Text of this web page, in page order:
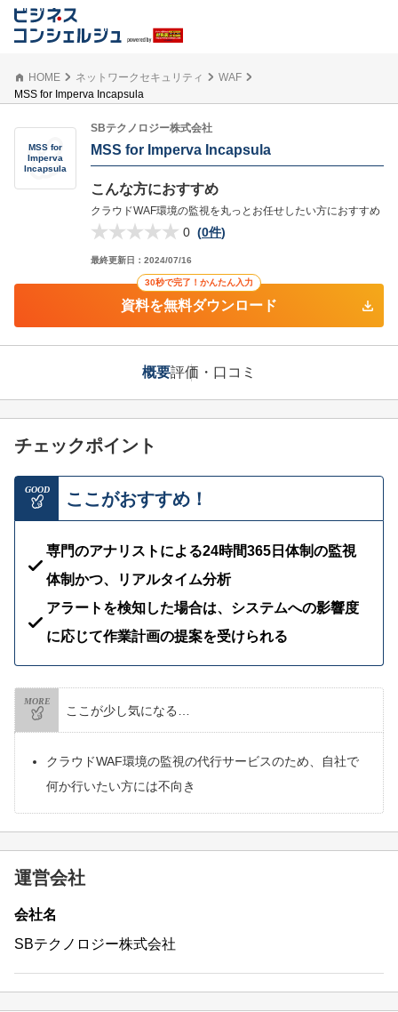
HOME ネットワークセキュリティ
WAF
MSS for Imperva Incapsula
MSS for
Imperva
Incapsula
SBテクノロジー株式会社
MSS for Imperva Incapsula
こんな方におすすめ
クラウドWAF環境の監視を丸っとお任せしたい方におすすめ
0 (0件)
最終更新日： 2024/07/16
30秒で完了！かんたん入力
資料を無料ダウンロード
概要評価・口コミ
チェックポイント
GOOD ここがおすすめ！
専門のアナリストによる24時間365日体制の監視
体制かつ、リアルタイム分析
アラートを検知した場合は、システムへの影響度
に応じて作業計画の提案を受けられる
MORE
ここが少し気になる…
クラウドWAF環境の監視の代行サービスのため、自社で
何か行いたい方には不向き
運営会社
会社名
SBテクノロジー株式会社